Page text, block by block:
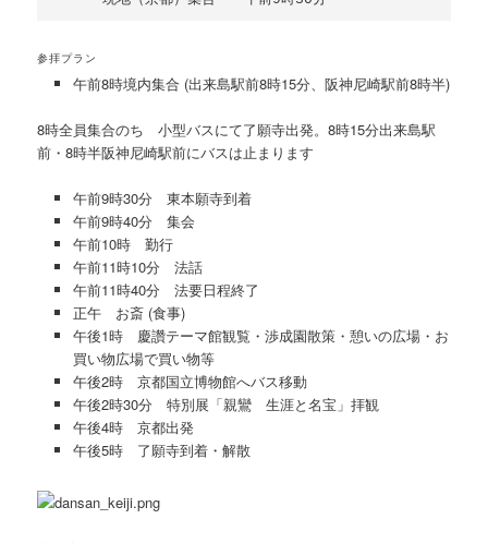
参拝プラン
午前8時境内集合 (出来島駅前8時15分、阪神尼崎駅前8時半)
8時全員集合のち 小型バスにて了願寺出発。8時15分出来島駅
前・8時半阪神尼崎駅前にバスは止まります
午前9時30分 東本願寺到着
午前9時40分 集会
午前10時 勤行
午前11時10分 法話
午前11時40分 法要日程終了
正午 お斎 (食事)
午後1時 慶讚テーマ館観覧・渉成園散策・憩いの広場・お
買い物広場で買い物等
午後2時 京都国立博物館へバス移動
午後2時30分 特別展「親鸞 生涯と名宝」拝観
午後4時 京都出発
午後5時 了願寺到着・解散